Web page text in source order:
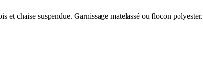
et chaise suspendue. Garnissage matelassé ou flocon